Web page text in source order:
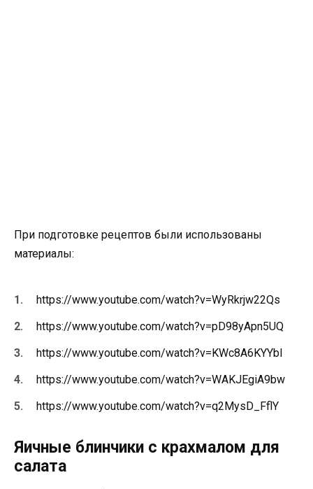
При подготовке рецептов были использованы
материалы:
https://www.youtube.com/watch?v=WyRkrjw22Qs
https://www.youtube.com/watch?v=pD98yApn5UQ
https://www.youtube.com/watch?v=KWc8A6KYYbI
https://www.youtube.com/watch?v=WAKJEgiA9bw
https://www.youtube.com/watch?v=q2MysD_FflY
Яичные блинчики с крахмалом для
салата